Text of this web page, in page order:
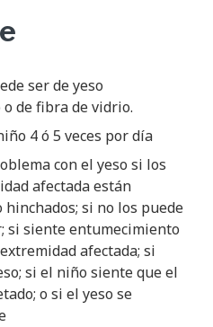
ser de yeso
de fibra de vidrio.
4 ó 5 veces por día
con el yeso si los
afectada están
hinchados; si no los puede
si siente entumecimiento
afectada; si
si el niño siente que el
o si el yeso se